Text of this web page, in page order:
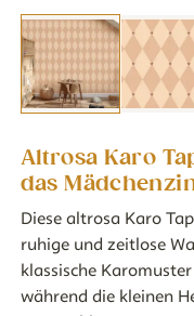
Altrosa Karo
das
Diese altrosa Karo
ruhige und zeitlose
klassische
während die kleinen